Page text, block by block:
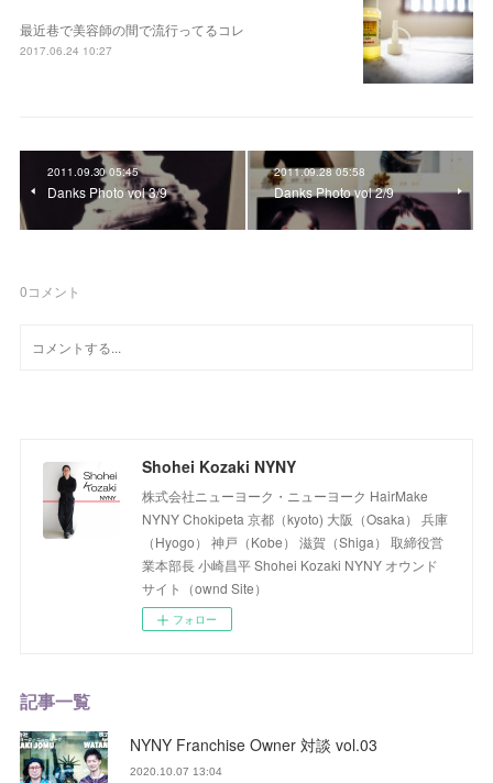
最近巷で美容師の間で流行ってるコレ
2017.06.24 10:27
2011.09.30 05:45
Danks Photo vol 3/9
2011.09.28 05:58
Danks Photo vol 2/9
0コメント
Shohei Kozaki NYNY
株式会社ニューヨーク・ニューヨーク HairMake
NYNY Chokipeta 京都（kyoto) 大阪（Osaka） 兵庫
（Hyogo） 神戸（Kobe） 滋賀（Shiga） 取締役営
業本部長 小崎昌平 Shohei Kozaki NYNY オウンド
サイト（ownd Site）
フォロー
記事一覧
NYNY Franchise Owner 対談 vol.03
2020.10.07 13:04